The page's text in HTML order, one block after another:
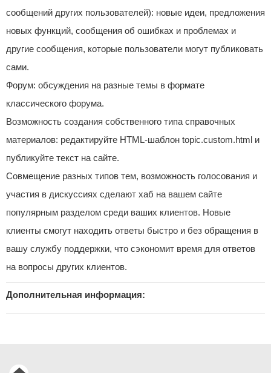
сообщений других пользователей): новые идеи, предложения
новых функций, сообщения об ошибках и проблемах и
другие сообщения, которые пользователи могут публиковать
сами.
Форум: обсуждения на разные темы в формате
классического форума.
Возможность создания собственного типа справочных
материалов: редактируйте HTML-шаблон topic.custom.html и
публикуйте текст на сайте.
Совмещение разных типов тем, возможность голосования и
участия в дискуссиях сделают хаб на вашем сайте
популярным разделом среди ваших клиентов. Новые
клиенты смогут находить ответы быстро и без обращения в
вашу службу поддержки, что сэкономит время для ответов
на вопросы других клиентов.
Дополнительная информация: